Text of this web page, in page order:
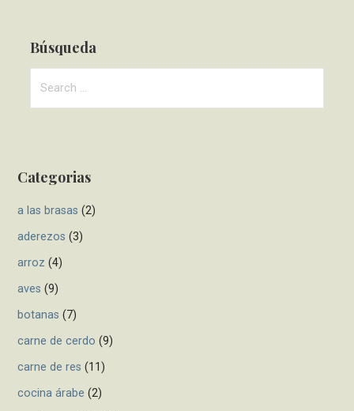
n
Búsqueda
h
o
r
Categorias
a las brasas (2)
aderezos (3)
arroz (4)
aves (9)
botanas (7)
carne de cerdo (9)
carne de res (11)
cocina árabe (2)